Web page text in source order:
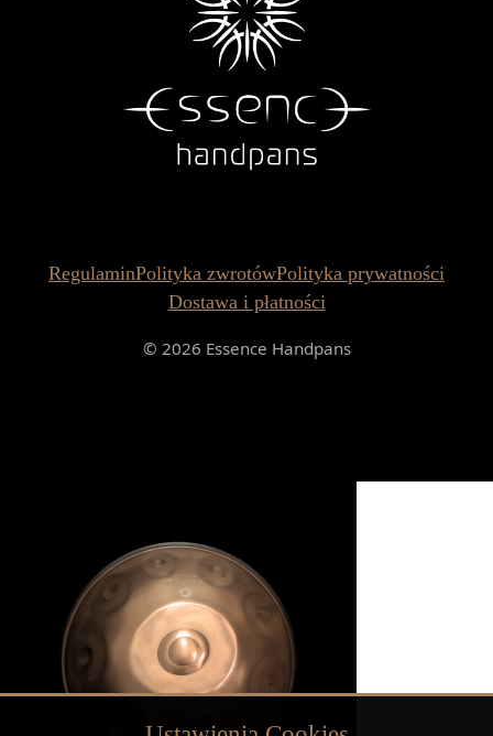
RegulaminPolityka zwrotówPolityka prywatności
Dostawa i płatności
© 2026 Essence Handpans